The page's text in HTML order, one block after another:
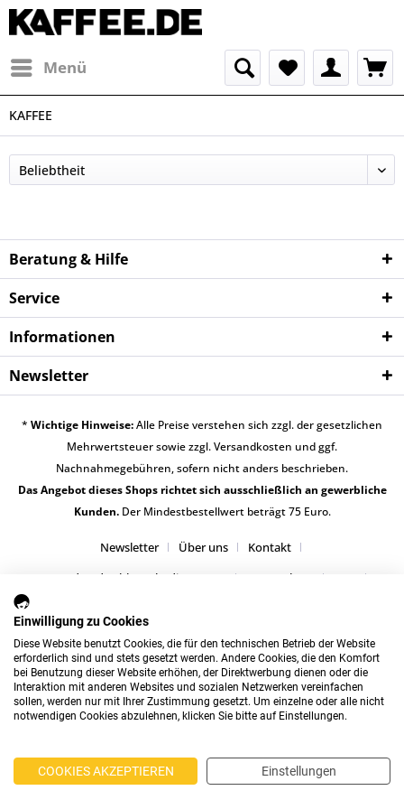
Menü
KAFFEE
Beratung & Hilfe
Service
Informationen
Newsletter
* Wichtige Hinweise:Alle Preise verstehen sich zzgl. der gesetzlichen
Mehrwertsteuer sowie zzgl.Versandkosten und ggf.
Nachnahmegebühren, sofern nicht anders beschrieben.
Das Angebot dieses Shops richtet sich ausschließlich an gewerbliche
Kunden.Der Mindestbestellwert beträgt 75 Euro.
Newsletter Über uns
Kontakt
Versand und Zahlungsbedingungen
Datenschutz
Einwilligung zu Cookies
Diese Website benutzt Cookies, die für den technischen Betrieb der Website
erforderlich sind und stets gesetzt werden. Andere Cookies, die den Komfort
bei Benutzung dieser Website erhöhen, der Direktwerbung dienen oder die
Interaktion mit anderen Websites und sozialen Netzwerken vereinfachen
sollen, werden nur mit Ihrer Zustimmung gesetzt. Um einzelne oder alle nicht
notwendigen Cookies abzulehnen, klicken Sie bitte auf Einstellungen.
COOKIES AKZEPTIEREN Einstellungen